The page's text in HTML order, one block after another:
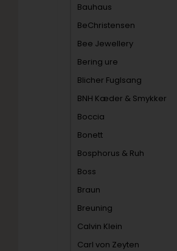
Bauhaus
BeChristensen
Bee Jewellery
Bering ure
Blicher Fuglsang
BNH Kæder & Smykker
Boccia
Bonett
Bosphorus & Ruh
Boss
Braun
Breuning
Calvin Klein
Carl von Zeyten